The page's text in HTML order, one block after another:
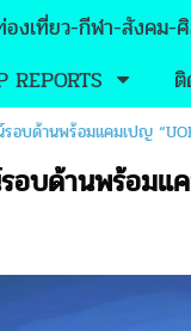
งเที่ยว-กีฬา-สังคม-
REPORTS ติ
อบด้านพร้อมแคมเปญ
บด้านพร้อมแ